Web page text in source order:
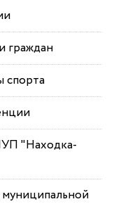
граждан
спорта
"Находка-
муниципальной